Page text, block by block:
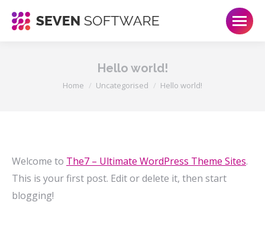
Hello world!
Je bent hier:
Home Uncategorised Hello world!
Welcome to The7 – Ultimate WordPress Theme Sites.
This is your first post. Edit or delete it, then start
blogging!